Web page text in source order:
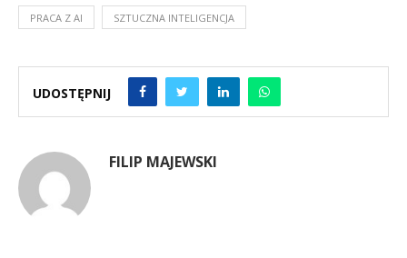
PRACA Z AI SZTUCZNA INTELIGENCJA
UDOSTĘPNIJ
FILIP MAJEWSKI